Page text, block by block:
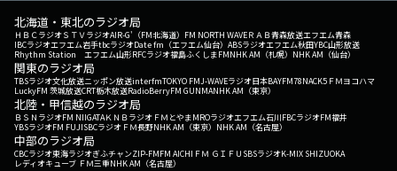
北海道・東北のラジオ局
ＨＢＣラジオＳＴＶラジオAIR-G'（FM北海道） FM NORTH WAVEＲＡＢ青森放送エフエム青森
IBCラジオエフエム岩手tbcラジオDate fm（エフエム仙台） ABSラジオエフエム秋田YBC山形放送
Rhythm Station エフエム山形RFCラジオ福島ふくしまFMNHK AM（札幌） NHK AM（仙台）
関東のラジオ局
TBSラジオ文化放送ニッポン放送interfmTOKYO FMJ-WAVEラジオ日本BAYFM78NACK5 ＦＭヨコハマ
LuckyFM 茨城放送CRT栃木放送RadioBerryFM GUNMANHK AM（東京）
北陸・甲信越のラジオ局
ＢＳＮラジオFM NIIGATAＫＮＢラジオ ＦＭとやまMROラジオエフエム石川FBCラジオFM福井
YBSラジオFM FUJISBCラジオ ＦＭ長野NHK AM（東京） NHK AM（名古屋）
中部のラジオ局
CBCラジオ東海ラジオぎふチャンZIP-FMFM AICHI ＦＭ ＧＩＦＵ SBSラジオK-MIX SHIZUOKA
レディオキューブ ＦＭ三重NHK AM（名古屋）